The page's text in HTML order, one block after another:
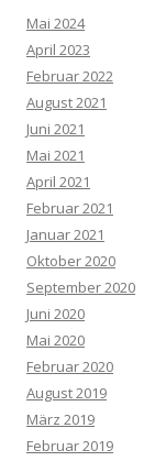
Mai 2024
April 2023
Februar 2022
August 2021
Juni 2021
Mai 2021
April 2021
Februar 2021
Januar 2021
Oktober 2020
September 2020
Juni 2020
Mai 2020
Februar 2020
August 2019
März 2019
Februar 2019